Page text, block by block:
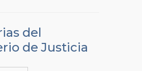
del
de Justicia